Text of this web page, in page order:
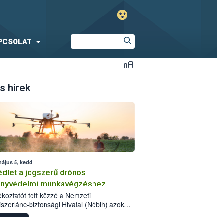
hírek
5, kedd
a jogszerű drónos
munkavégzéshez
tett közzé a Nemzeti
biztonsági Hivatal (Nébih) azok
akik drónnal szeretnének